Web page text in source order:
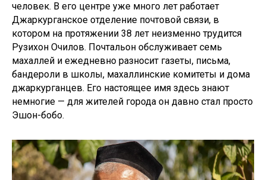
человек. В его центре уже много лет работает
Джаркурганское отделение почтовой связи, в
котором на протяжении 38 лет неизменно трудится
Рузихон Очилов. Почтальон обслуживает семь
махаллей и ежедневно разносит газеты, письма,
бандероли в школы, махаллинские комитеты и дома
джаркурганцев. Его настоящее имя здесь знают
немногие — для жителей города он давно стал просто
Эшон-бобо.